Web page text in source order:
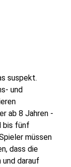
suspekt.
und
ab 8 Jahren -
bis fünf
müssen
dass die
darauf